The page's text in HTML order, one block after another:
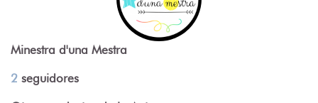
Minestra d'una Mestra
2 seguidores